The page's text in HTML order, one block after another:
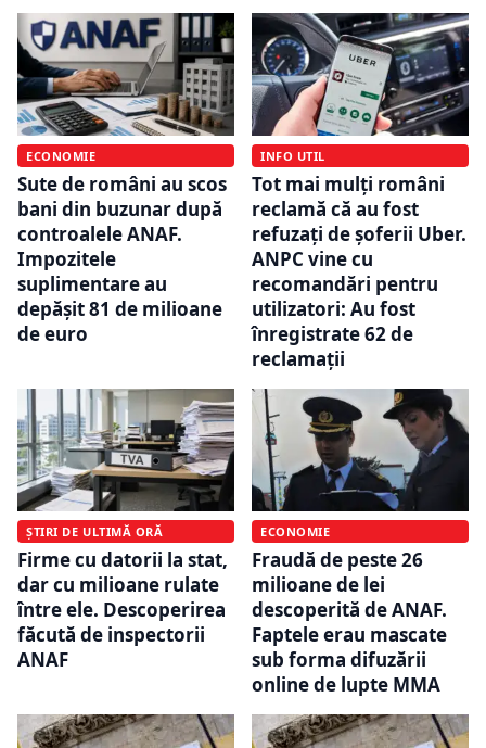
ECONOMIE
Sute de români au scos
bani din buzunar după
controalele ANAF.
Impozitele
suplimentare au
depășit 81 de milioane
de euro
INFO UTIL
Tot mai mulți români
reclamă că au fost
refuzați de șoferii Uber.
ANPC vine cu
recomandări pentru
utilizatori: Au fost
înregistrate 62 de
reclamații
ȘTIRI DE ULTIMĂ ORĂ
Firme cu datorii la stat,
dar cu milioane rulate
între ele. Descoperirea
făcută de inspectorii
ANAF
ECONOMIE
Fraudă de peste 26
milioane de lei
descoperită de ANAF.
Faptele erau mascate
sub forma difuzării
online de lupte MMA